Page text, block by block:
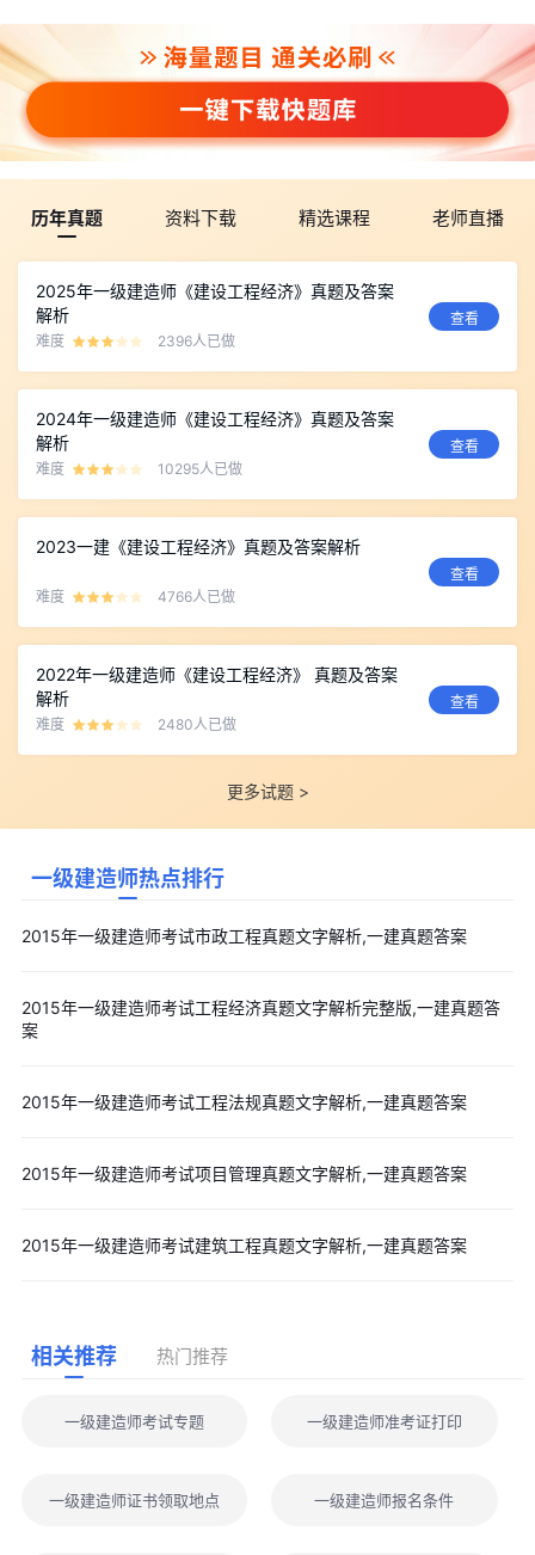
历年真题 资料下载 精选课程 老师直播
2025年一级建造师《建设工程经济》真题及答案
解析
难度 2396人已做
查看
2024年一级建造师《建设工程经济》真题及答案
解析
难度 10295人已做
查看
2023一建《建设工程经济》真题及答案解析
难度 4766人已做
查看
2022年一级建造师《建设工程经济》 真题及答案
解析
难度 2480人已做
查看
更多试题 >
一级建造师热点排行
2015年一级建造师考试市政工程真题文字解析,一建真题答案
2015年一级建造师考试工程经济真题文字解析完整版,一建真题答
案
2015年一级建造师考试工程法规真题文字解析,一建真题答案
2015年一级建造师考试项目管理真题文字解析,一建真题答案
2015年一级建造师考试建筑工程真题文字解析,一建真题答案
相关推荐 热门推荐
一级建造师考试专题 一级建造师准考证打印
一级建造师证书领取地点 一级建造师报名条件